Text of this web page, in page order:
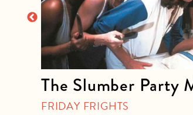
The Slumber Party
FRIDAY FRIGHTS